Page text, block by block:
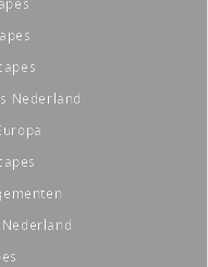
Nederland